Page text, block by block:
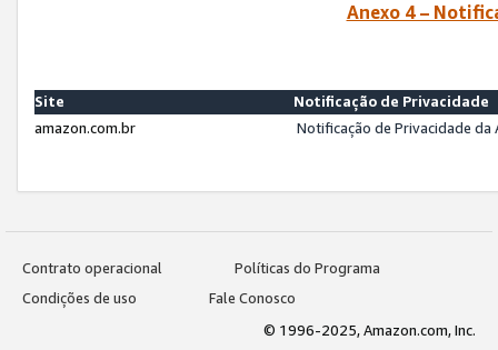
Anexo 4 –
Site
Notificação de Privacidade
amazon.com.br
Notificação de Privacidade
Contrato operacional
Políticas do Programa
Condições de uso
Fale Conosco
© 1996-2025, Amazon.com, Inc.